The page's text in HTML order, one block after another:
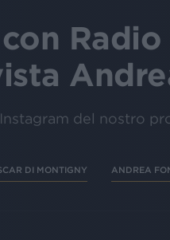
del nostro
DI MONTIGNY ANDREA